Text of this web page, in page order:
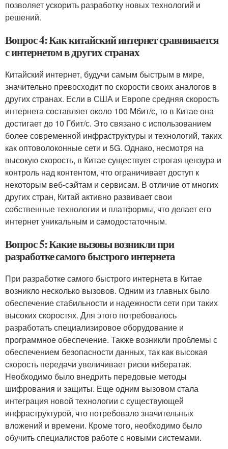
позволяет ускорить разработку новых технологий и
решений.
Вопрос 4: Как китайский интернет сравнивается
с интернетом в других странах
Китайский интернет, будучи самым быстрым в мире,
значительно превосходит по скорости своих аналогов в
других странах. Если в США и Европе средняя скорость
интернета составляет около 100 Мбит/с, то в Китае она
достигает до 10 Гбит/с. Это связано с использованием
более современной инфраструктуры и технологий, таких
как оптоволоконные сети и 5G. Однако, несмотря на
высокую скорость, в Китае существует строгая цензура и
контроль над контентом, что ограничивает доступ к
некоторым веб-сайтам и сервисам. В отличие от многих
других стран, Китай активно развивает свои
собственные технологии и платформы, что делает его
интернет уникальным и самодостаточным.
Вопрос 5: Какие вызовы возникли при
разработке самого быстрого интернета
При разработке самого быстрого интернета в Китае
возникло несколько вызовов. Одним из главных было
обеспечение стабильности и надежности сети при таких
высоких скоростях. Для этого потребовалось
разработать специализировое оборудование и
программное обеспечение. Также возникли проблемы с
обеспечением безопасности данных, так как высокая
скорость передачи увеличивает риски кибератак.
Необходимо было внедрить передовые методы
шифрования и защиты. Еще одним вызовом стала
интеграция новой технологии с существующей
инфраструктурой, что потребовало значительных
вложений и времени. Кроме того, необходимо было
обучить специалистов работе с новыми системами.